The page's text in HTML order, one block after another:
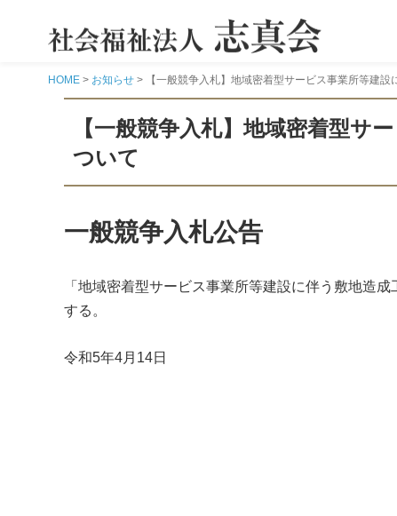
HOME> お知らせ> 【一般競争入札】地域密着型サービス事業所等建
【一般競争入札】地域密着型サ
ついて
一般競争入札公告
「地域密着型サービス事業所等建設に伴う敷地造
する。
令和5年4月14日